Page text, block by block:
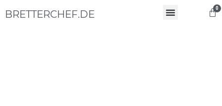
BRETTERCHEF.DE
0